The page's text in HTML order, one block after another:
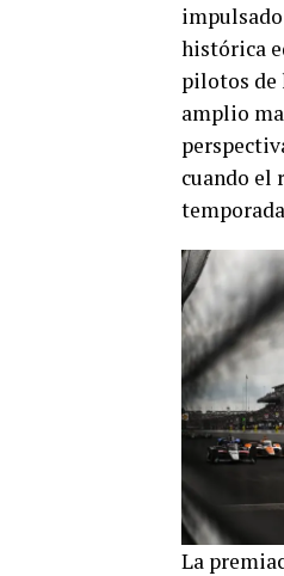
histórica
pilotos de
amplio
cuando el
La